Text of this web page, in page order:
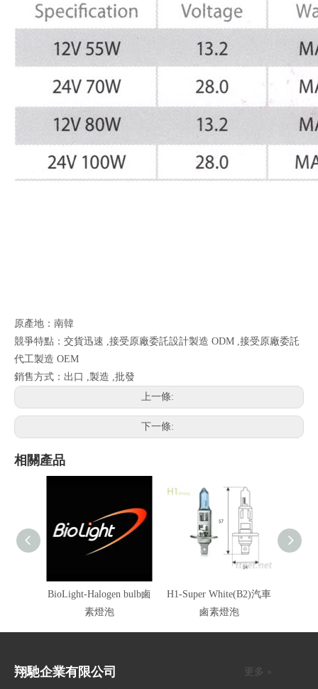
原產地：南韓
競爭特點：交貨迅速 ,接受原廠委託設計製造 ODM ,接受原廠委託
代工製造 OEM
銷售方式：出口 ,製造 ,批發
上一條:
下一條:
相關產品
BioLight-Halogen bulb鹵
素燈泡
H1-Super White(B2)汽車
鹵素燈泡
翔馳企業有限公司
更多 »